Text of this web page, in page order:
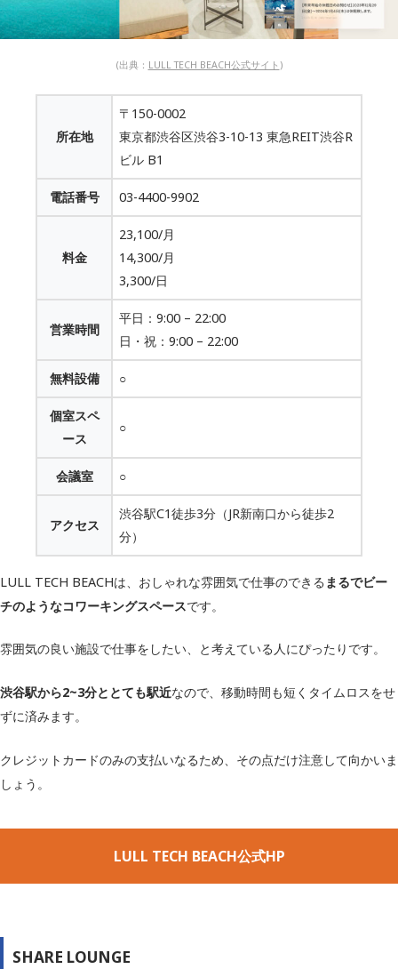
(出典： LULL TECH BEACH公式サイト )
所在地
〒150-0002
東京都渋谷区渋谷3-10-13 東急REIT渋谷R
ビル B1
電話番号 03-4400-9902
料金
23,100/月
14,300/月
3,300/日
営業時間
平日：9:00 – 22:00
日・祝：9:00 – 22:00
無料設備 ○
個室スペ
ース
○
会議室 ○
アクセス
渋谷駅C1徒歩3分（JR新南口から徒歩2
分）
LULL TECH BEACHは、おしゃれな雰囲気で仕事のできる まるでビー
チのようなコワーキングスペースです。
雰囲気の良い施設で仕事をしたい、と考えている人にぴったりです。
渋谷駅から2~3分ととても駅近なので、移動時間も短くタイムロスをせ
ずに済みます。
クレジットカードのみの支払いなるため、その点だけ注意して向かいま
しょう。
LULL TECH BEACH公式HP
SHARE LOUNGE